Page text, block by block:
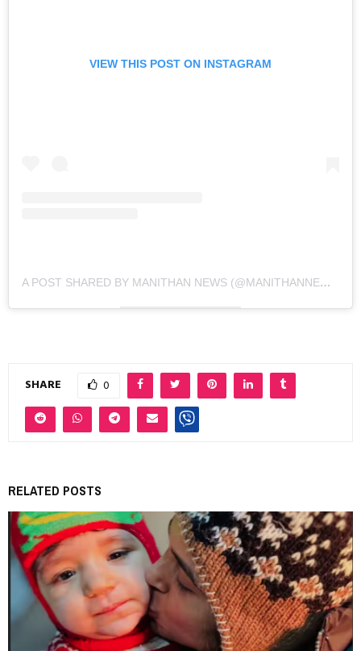
VIEW THIS POST ON INSTAGRAM
A POST SHARED BY MANITHAN NEWS (@MANITHANNEWS)
SHARE 0
RELATED POSTS